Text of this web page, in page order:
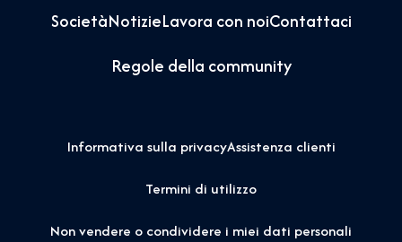
SocietàNotizieLavora con noiContattaci
Regole della community
Informativa sulla privacyAssistenza clienti
Termini di utilizzo
Non vendere o condividere i miei dati personali